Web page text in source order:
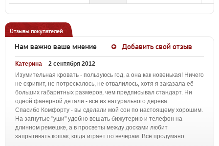
Отзывы покупателей
Нам важно ваше мнение Добавить свой отзыв
Катерина
2 сентября 2012
Изумительная кровать - пользуюсь год, а она как новенькая! Ничего
не скрипит, не потрескалось, не отвалилось, хотя я заказала её
больших габаритных размеров, чем предписывал стандарт. Ни
одной фанерной детали - всё из натурального дерева.
Спасибо Комфорту - вы сделали мой сон по настоящему хорошим.
На загнутые "уши" удобно вешать бижутерию и телефон на
длинном ремешке, а в просветы между досками любит
запрыгивать кошак, когда играет по вечерам. Всё продумано.